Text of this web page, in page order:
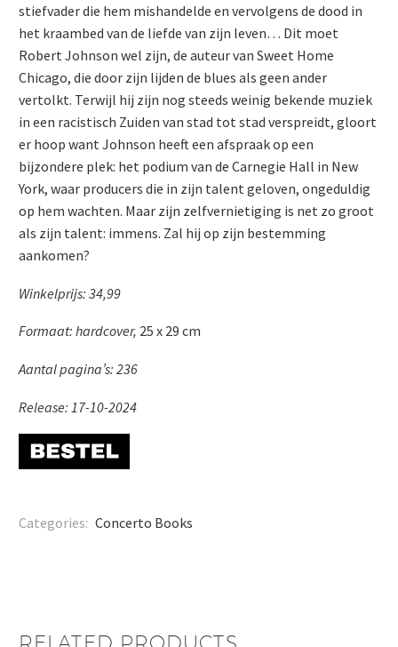
stiefvader die hem mishandelde en vervolgens de dood in
het kraambed van de liefde van zijn leven… Dit moet
Robert Johnson wel zijn, de auteur van Sweet Home
Chicago, die door zijn lijden de blues als geen ander
vertolkt. Terwijl hij zijn nog steeds weinig bekende muziek
in een racistisch Zuiden van stad tot stad verspreidt, gloort
er hoop want Johnson heeft een afspraak op een
bijzondere plek: het podium van de Carnegie Hall in New
York, waar producers die in zijn talent geloven, ongeduldig
op hem wachten. Maar zijn zelfvernietiging is net zo groot
als zijn talent: immens. Zal hij op zijn bestemming
aankomen?
Winkelprijs: 34,99
Formaat: hardcover, 25 x 29 cm
Aantal pagina’s: 236
Release: 17-10-2024
Categories: Concerto Books